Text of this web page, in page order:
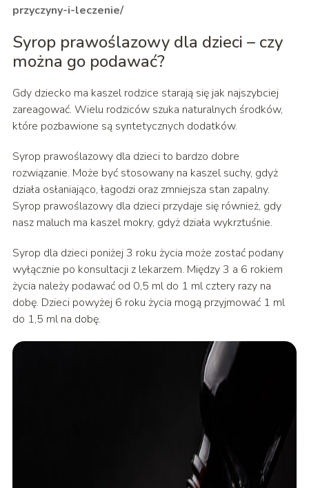
przyczyny-i-leczenie/
Syrop prawoślazowy dla dzieci – czy
można go podawać?
Gdy dziecko ma kaszel rodzice starają się jak najszybciej
zareagować. Wielu rodziców szuka naturalnych środków,
które pozbawione są syntetycznych dodatków.
Syrop prawoślazowy dla dzieci to bardzo dobre
rozwiązanie. Może być stosowany na kaszel suchy, gdyż
działa osłaniająco, łagodzi oraz zmniejsza stan zapalny.
Syrop prawoślazowy dla dzieci przydaje się również, gdy
nasz maluch ma kaszel mokry, gdyż działa wykrztuśnie.
Syrop dla dzieci poniżej 3 roku życia może zostać podany
wyłącznie po konsultacji z lekarzem. Między 3 a 6 rokiem
życia należy podawać od 0,5 ml do 1 ml cztery razy na
dobę. Dzieci powyżej 6 roku życia mogą przyjmować 1 ml
do 1,5 ml na dobę.